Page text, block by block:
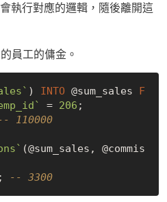
執行對應的邏輯，隨後離開這
員工的傭金。
) INTO @sum_sales F
= 206
110000
(@sum_sales, @commis
-- 3300